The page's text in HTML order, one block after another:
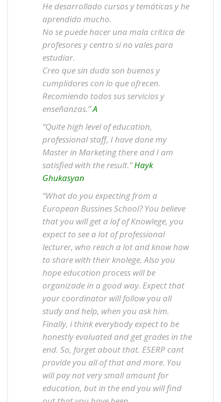
He desarrollado cursos y temáticas y he
aprendido mucho.
No se puede hacer una mala crítica de
profesores y centro si no vales para
estudiar.
Creo que sin duda son buenos y
cumplidores con lo que ofrecen.
Recomiendo todos sus servicios y
enseñanzas.”A
“Quite high level of education,
professional staff, I have done my
Master in Marketing there and I am
satisfied with the result.”Hayk
Ghukasyan
“What do you expecting from a
European Bussines School? You believe
that you will get a lof of Knowlege, you
expect to see a lot of professional
lecturer, who reach a lot and know how
to share with their knolege. Also you
hope education process will be
organizade in a good way. Expect that
your coordinator will follow you all
study and help, when you ask him.
Finally, i think everybody expect to be
honestly evaluated and get grades in the
end. So, forget about that. ESERP cant
provide you all of that and more. You
will pay not very small amount for
education, but in the end you will find